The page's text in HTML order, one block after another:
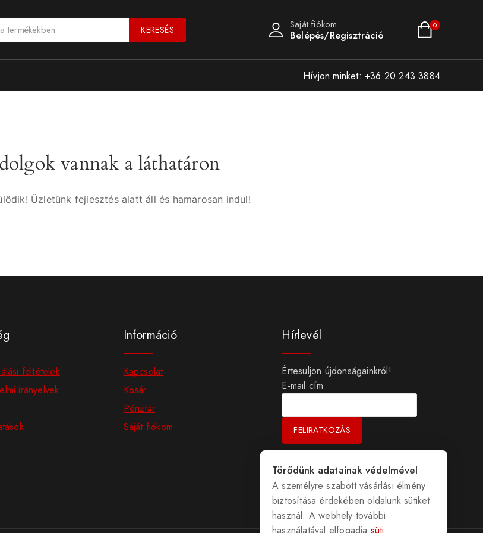
KERESÉS Saját fiókom
Belépés/Regisztráció
0
Hívjon minket: +36 20 243 3884
vannak a láthatáron
Üzletünk fejlesztés alatt áll és hamarosan indul!
feltételek
irányelvek
Információ
Kapcsolat
Kosár
Pénztár
Saját fiókom
Hírlevél
Értesüljön újdonságainkról!
E-mail cím
Törődünk adatainak védelmével
A személyre szabott vásárlási élmény
biztosítása érdekében oldalunk sütiket
használ. A webhely további